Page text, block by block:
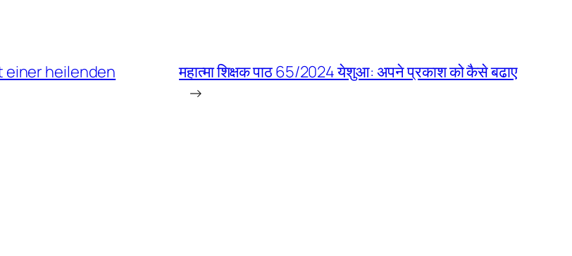
einer heilenden
महात्मा शिक्षक पाठ 65/2024 येशुआ: अपने प्रकाश को कैसे बढाए
→